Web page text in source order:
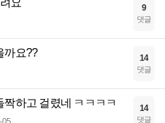
요 9
댓글
까요?? 14
댓글
하고 걸렸네 ㅋㅋㅋㅋ 14
댓글